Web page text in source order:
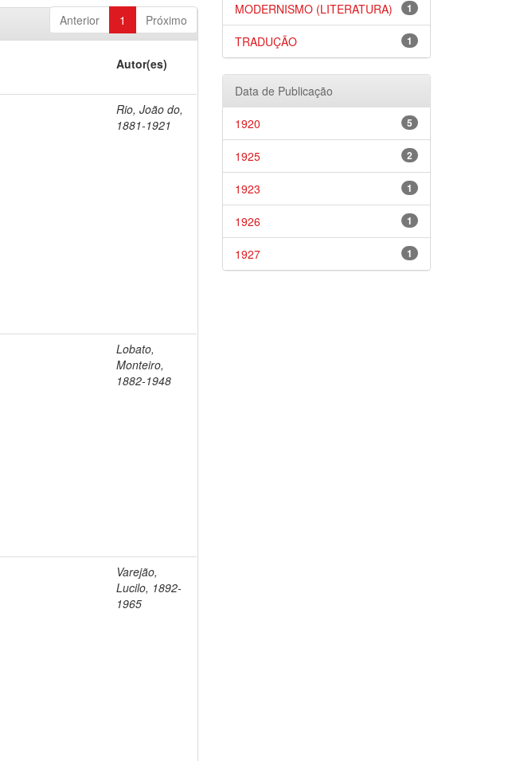
Anterior 1 Próximo
Autor(es)
Rio, João do,
1881-1921
Lobato,
Monteiro,
1882-1948
Varejão,
Lucilo, 1892-
1965
1
MODERNISMO (LITERATURA)
1
TRADUÇÃO
Data de Publicação
5
1920
2
1925
1
1923
1
1926
1
1927